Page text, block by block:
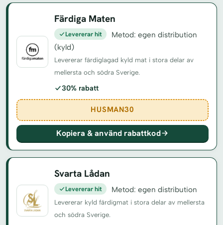
Färdiga Maten
Levererar hit
Metod: egen distribution
(kyld)
Levererar färdiglagad kyld mat i stora delar av
mellersta och södra Sverige.
30% rabatt
HUSMAN30
Kopiera & använd rabattkod
Svarta Lådan
Levererar hit Metod: egen distribution
Levererar kyld färdigmat i stora delar av mellersta
och södra Sverige.